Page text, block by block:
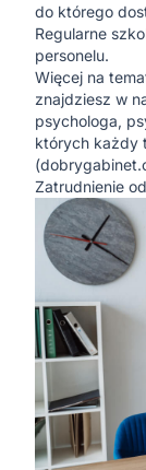
do którego
Regularne
personelu.
Więcej na
znajdziesz w
psychologa,
których każdy
(
Zatrudnienie